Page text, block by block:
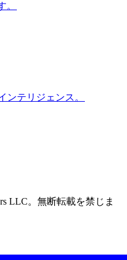
。​​
ンテリジェンス。​​
LLC。無断転載を禁じま